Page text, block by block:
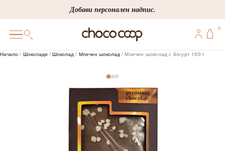
to
content
Добави персонален надпис.
ПЕРСОНАЛИЗИРАНИ
0
Начало / Шоколади /Шоколад / Млечен шоколад/ Млечен шоколад с йогурт 100 г